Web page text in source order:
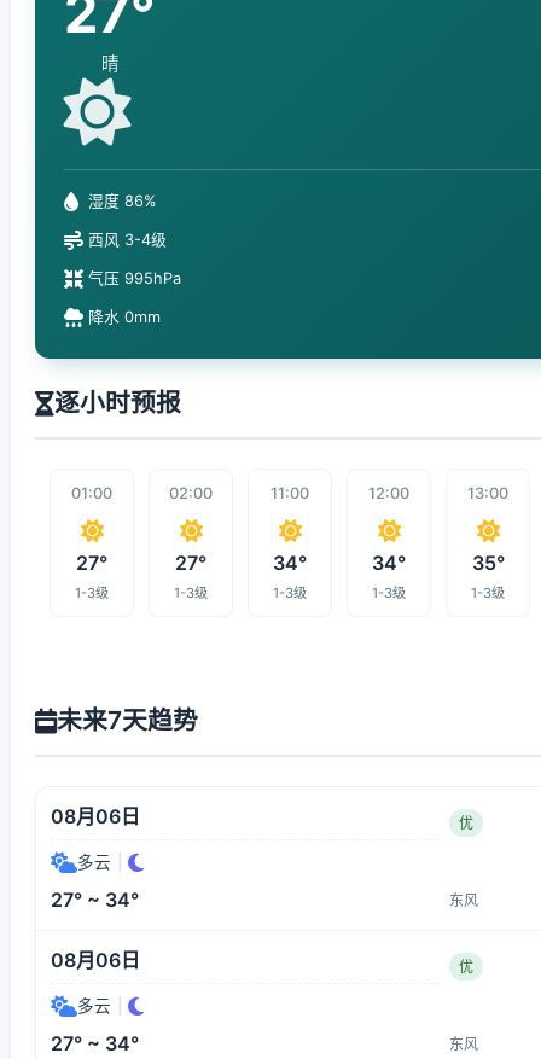
27°
晴
湿度 86%
西风 3-4级
气压 995hPa
降水 0mm
逐小时预报
01:00
27°
1-3级
02:00
27°
1-3级
11:00
34°
1-3级
12:00
34°
1-3级
13:00
35°
1-3级
未来7天趋势
08月06日 优
多云
27° ~ 34° 东风
08月06日 优
多云
27° ~ 34° 东风